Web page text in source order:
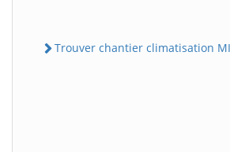
Trouver chantier climatisation